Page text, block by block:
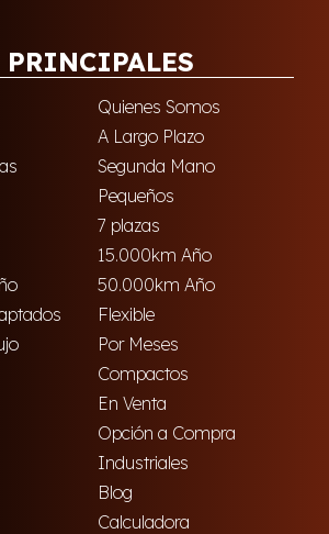
Quienes Somos
A Largo Plazo
Segunda Mano
Pequeños
7 plazas
15.000km Año
50.000km Año
Flexible
Por Meses
Compactos
En Venta
Opción a Compra
Industriales
Blog
Calculadora